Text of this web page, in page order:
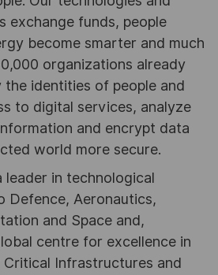
exchange funds, people
become smarter and much
organizations already
identities of people and
to digital services, analyze
and encrypt data
world more secure.
leader in technological
Defence, Aeronautics,
and Space and,
centre for excellence in
Infrastructures and